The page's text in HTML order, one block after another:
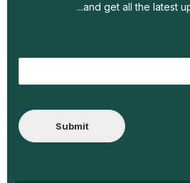
...and get all the latest
Submit